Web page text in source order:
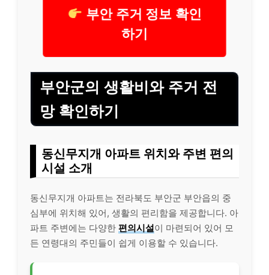
부안 주거 정보 확인
하기
부안군의 생활비와 주거 전
망 확인하기
동신무지개 아파트 위치와 주변 편의
시설 소개
동신무지개 아파트는 전라북도 부안군 부안읍의 중
심부에 위치해 있어, 생활의 편리함을 제공합니다. 아
파트 주변에는 다양한 편의시설이 마련되어 있어 모
든 연령대의 주민들이 쉽게 이용할 수 있습니다.